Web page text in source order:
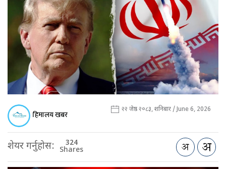
हिमालय खबर २२ जेष्ठ २०८३, शनिबार / June 6, 2026
शेयर गर्नुहोस: 324
Shares